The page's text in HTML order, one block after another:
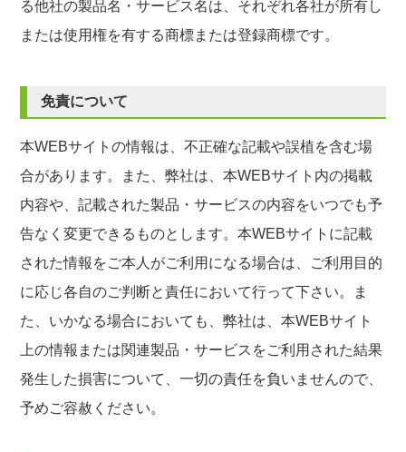
る他社の製品名・サービス名は、それぞれ各社が所有し
または使用権を有する商標または登録商標です。
免責について
本WEBサイトの情報は、不正確な記載や誤植を含む場
合があります。また、弊社は、本WEBサイト内の掲載
内容や、記載された製品・サービスの内容をいつでも予
告なく変更できるものとします。本WEBサイトに記載
された情報をご本人がご利用になる場合は、ご利用目的
に応じ各自のご判断と責任において行って下さい。ま
た、いかなる場合においても、弊社は、本WEBサイト
上の情報または関連製品・サービスをご利用された結果
発生した損害について、一切の責任を負いませんので、
予めご容赦ください。